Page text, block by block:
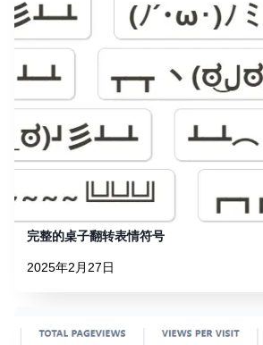
完整的桌子翻转表情符号
2025年2月27日